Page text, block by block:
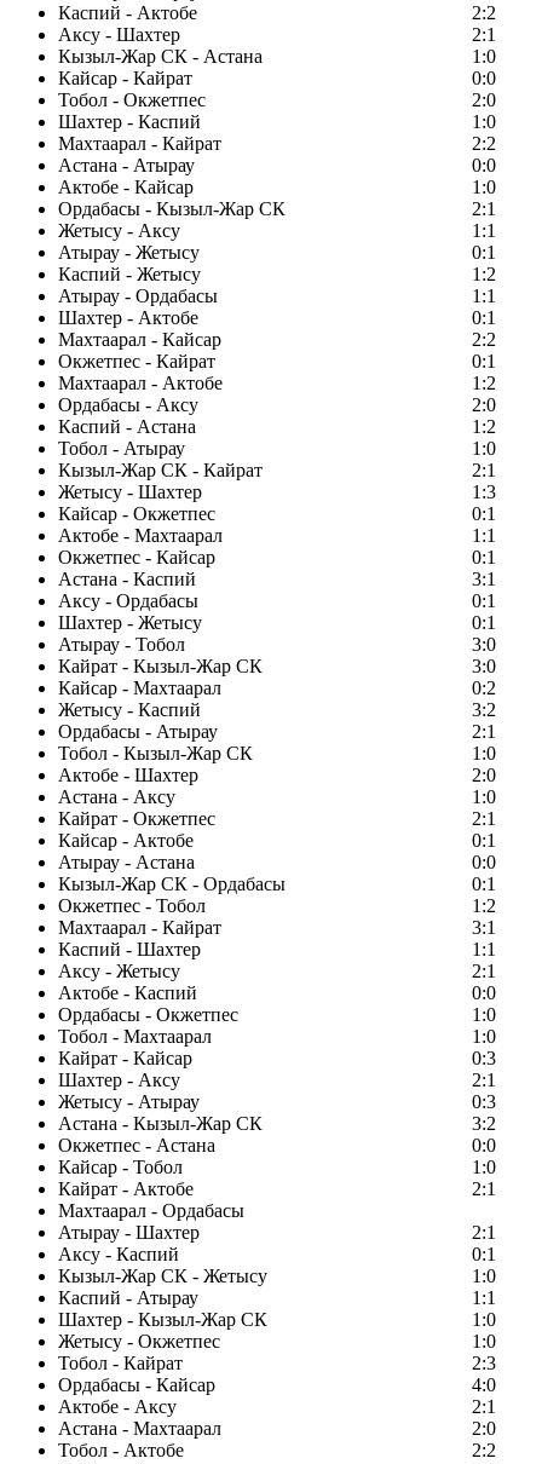
Каспий - Актобе
2:2
Аксу - Шахтер
2:1
Кызыл-Жар СК - Астана
1:0
Кайсар - Кайрат
0:0
Тобол - Окжетпес
2:0
Шахтер - Каспий
1:0
Махтаарал - Кайрат
2:2
Астана - Атырау
0:0
Актобе - Кайсар
1:0
Ордабасы - Кызыл-Жар СК
2:1
Жетысу - Аксу
1:1
Атырау - Жетысу
0:1
Каспий - Жетысу
1:2
Атырау - Ордабасы
1:1
Шахтер - Актобе
0:1
Махтаарал - Кайсар
2:2
Окжетпес - Кайрат
0:1
Махтаарал - Актобе
1:2
Ордабасы - Аксу
2:0
Каспий - Астана
1:2
Тобол - Атырау
1:0
Кызыл-Жар СК - Кайрат
2:1
Жетысу - Шахтер
1:3
Кайсар - Окжетпес
0:1
Актобе - Махтаарал
1:1
Окжетпес - Кайсар
0:1
Астана - Каспий
3:1
Аксу - Ордабасы
0:1
Шахтер - Жетысу
0:1
Атырау - Тобол
3:0
Кайрат - Кызыл-Жар СК
3:0
Кайсар - Махтаарал
0:2
Жетысу - Каспий
3:2
Ордабасы - Атырау
2:1
Тобол - Кызыл-Жар СК
1:0
Актобе - Шахтер
2:0
Астана - Аксу
1:0
Кайрат - Окжетпес
2:1
Кайсар - Актобе
0:1
Атырау - Астана
0:0
Кызыл-Жар СК - Ордабасы
0:1
Окжетпес - Тобол
1:2
Махтаарал - Кайрат
3:1
Каспий - Шахтер
1:1
Аксу - Жетысу
2:1
Актобе - Каспий
0:0
Ордабасы - Окжетпес
1:0
Тобол - Махтаарал
1:0
Кайрат - Кайсар
0:3
Шахтер - Аксу
2:1
Жетысу - Атырау
0:3
Астана - Кызыл-Жар СК
3:2
Окжетпес - Астана
0:0
Кайсар - Тобол
1:0
Кайрат - Актобе
2:1
Махтаарал - Ордабасы
Атырау - Шахтер
2:1
Аксу - Каспий
0:1
Кызыл-Жар СК - Жетысу
1:0
Каспий - Атырау
1:1
Шахтер - Кызыл-Жар СК
1:0
Жетысу - Окжетпес
1:0
Тобол - Кайрат
2:3
Ордабасы - Кайсар
4:0
Актобе - Аксу
2:1
Астана - Махтаарал
2:0
Тобол - Актобе
2:2